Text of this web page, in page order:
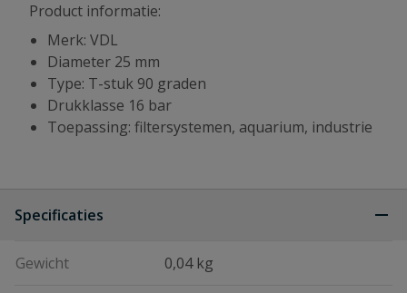
Product informatie:
Merk: VDL
Diameter 25 mm
Type: T-stuk 90 graden
Drukklasse 16 bar
Toepassing: filtersystemen, aquarium, industrie
Specificaties
Gewicht 0,04 kg